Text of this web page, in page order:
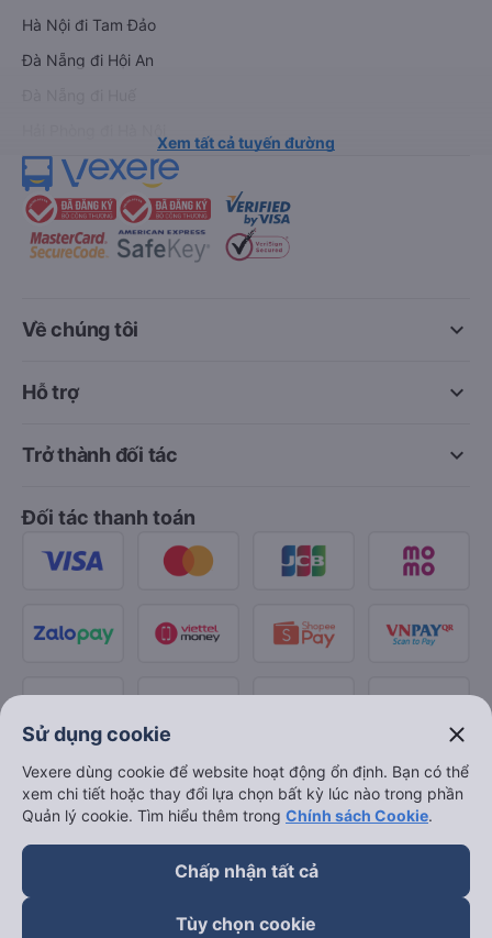
Hà Nội đi Tam Đảo
Đà Nẵng đi Hội An
Xem tất cả tuyến đường
keyboard_arrow_down
Về chúng tôi
keyboard_arrow_down
Hỗ trợ
keyboard_arrow_down
Trở thành đối tác
Đối tác thanh toán
Sử dụng cookie close
Vexere dùng cookie để website hoạt động ổn định. Bạn có thể
xem chi tiết hoặc thay đổi lựa chọn bất kỳ lúc nào trong phần
Quản lý cookie. Tìm hiểu thêm trong Chính sách Cookie.
Chấp nhận tất cả
Tùy chọn cookie